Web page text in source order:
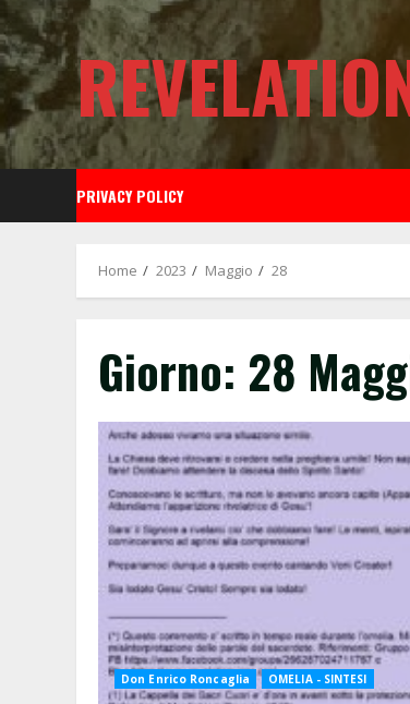
Skip
to
content
PRIVACY POLICY
Home 2023 Maggio 28
Giorno: 28
Don Enrico Roncaglia OMELIA - SINTESI